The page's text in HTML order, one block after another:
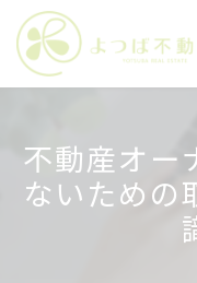
不動産オー
ないための